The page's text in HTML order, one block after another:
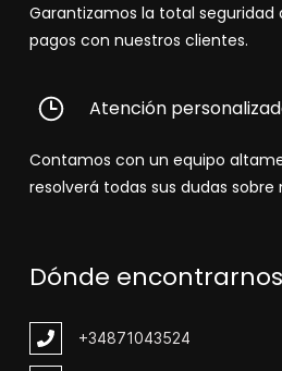
Garantizamos la total seguridad
pagos con nuestros clientes.
Atención
Contamos con un equipo
resolverá todas sus dudas
Dónde encontrarnos
+34871043524